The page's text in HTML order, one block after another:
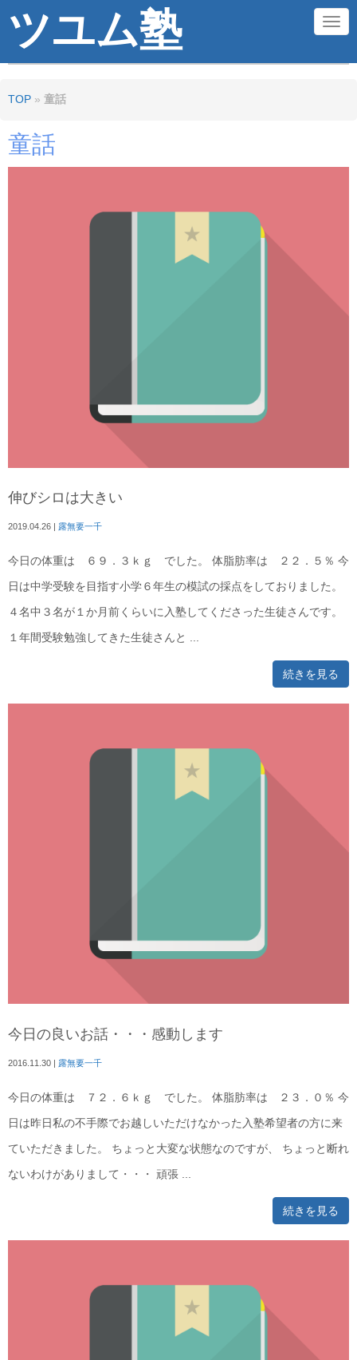
ツユム塾 N
TOP » 童話
童話
伸びシロは大きい
2019.04.26 | 露無要一千
今日の体重は ６９．３ｋｇ でした。 体脂肪率は ２２．５％ 今
日は中学受験を目指す小学６年生の模試の採点をしておりました。
４名中３名が１か月前くらいに入塾してくださった生徒さんです。
１年間受験勉強してきた生徒さんと ...
続きを見る
今日の良いお話・・・感動します
2016.11.30 | 露無要一千
今日の体重は ７２．６ｋｇ でした。 体脂肪率は ２３．０％ 今
日は昨日私の不手際でお越しいただけなかった入塾希望者の方に来
ていただきました。 ちょっと大変な状態なのですが、 ちょっと断れ
ないわけがありまして・・・ 頑張 ...
続きを見る